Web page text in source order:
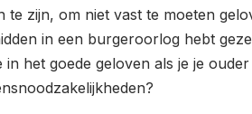
zijn, om niet vast te moeten
in een burgeroorlog hebt
het goede geloven als je je